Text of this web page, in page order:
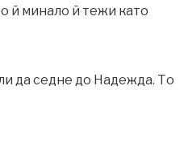
й минало й тежи като
да седне до Надежда. То